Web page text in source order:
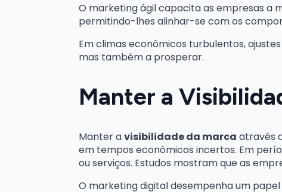
O marketing ágil capacita as empresas a
permitindo-lhes alinhar-se com os
Em climas econômicos turbulentos,
mas também a prosperar.
Manter a
Manter avisibilidade da marca através
em tempos econômicos incertos. Em
ou serviços. Estudos mostram que as
O marketing digital desempenha um